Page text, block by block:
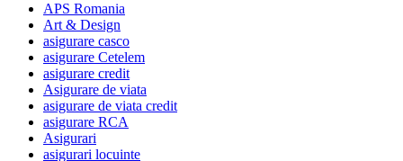
APS Romania
Art & Design
asigurare casco
asigurare Cetelem
asigurare credit
Asigurare de viata
asigurare de viata credit
asigurare RCA
Asigurari
asigurari locuinte